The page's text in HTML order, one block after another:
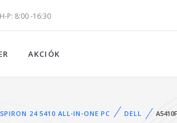
H-P: 8:00 -16:30
AKCIÓK
24 5410 ALL-IN-ONE PC DELL